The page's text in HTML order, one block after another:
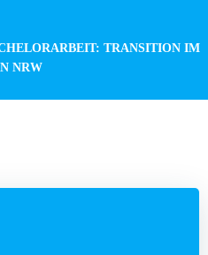
TRANSITION IM
NRW